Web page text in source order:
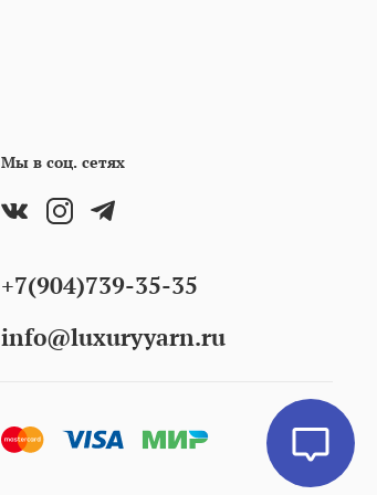
Мы в соц. сетях
+7(904)739-35-35
info@luxuryyarn.ru